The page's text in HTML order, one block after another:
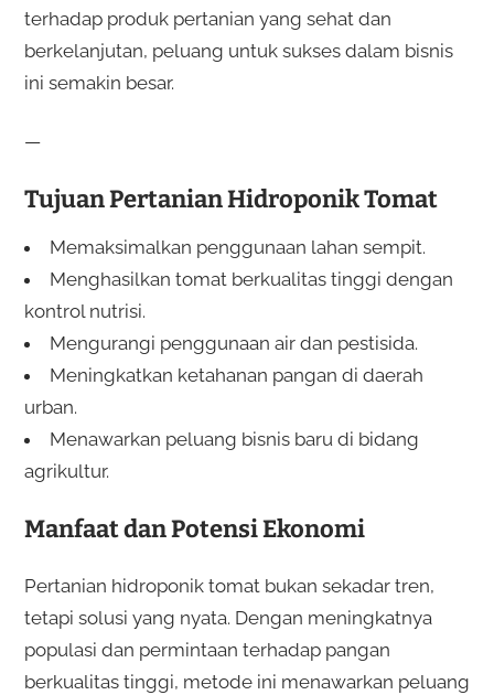
terhadap produk pertanian yang sehat dan
berkelanjutan, peluang untuk sukses dalam bisnis
ini semakin besar.
—
Tujuan Pertanian Hidroponik Tomat
Memaksimalkan penggunaan lahan sempit.
Menghasilkan tomat berkualitas tinggi dengan
kontrol nutrisi.
Mengurangi penggunaan air dan pestisida.
Meningkatkan ketahanan pangan di daerah
urban.
Menawarkan peluang bisnis baru di bidang
agrikultur.
Manfaat dan Potensi Ekonomi
Pertanian hidroponik tomat bukan sekadar tren,
tetapi solusi yang nyata. Dengan meningkatnya
populasi dan permintaan terhadap pangan
berkualitas tinggi, metode ini menawarkan peluang